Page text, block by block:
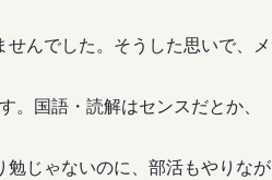
んでした。そうした思いで、メ
。国語・読解はセンスだとか、
じゃないのに、部活もやりなが